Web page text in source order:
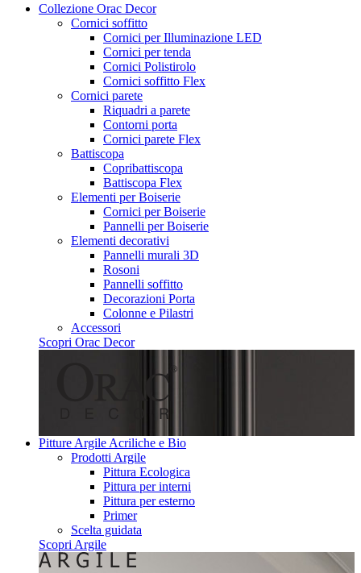
Collezione Orac Decor
Cornici soffitto
Cornici per Illuminazione LED
Cornici per tenda
Cornici Polistirolo
Cornici soffitto Flex
Cornici parete
Riquadri a parete
Contorni porta
Cornici parete Flex
Battiscopa
Copribattiscopa
Battiscopa Flex
Elementi per Boiserie
Cornici per Boiserie
Pannelli per Boiserie
Elementi decorativi
Pannelli murali 3D
Rosoni
Pannelli soffitto
Decorazioni Porta
Colonne e Pilastri
Accessori
Scopri Orac Decor
Pitture Argile Acriliche e Bio
Prodotti Argile
Pittura Ecologica
Pittura per interni
Pittura per esterno
Primer
Scelta guidata
Scopri Argile